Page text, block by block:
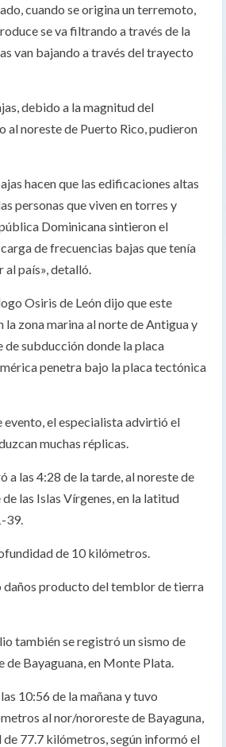
cuando se origina un terremoto,
se va filtrando a través de la
van bajando a través del trayecto
debido a la magnitud del
noreste de Puerto Rico, pudieron
hacen que las edificaciones altas
personas que viven en torres y
Dominicana sintieron el
de frecuencias bajas que tenía
país», detalló.
Osiris de León dijo que este
zona marina al norte de Antigua y
de subducción donde la placa
penetra bajo la placa tectónica
evento, el especialista advirtió el
muchas réplicas.
a las 4:28 de la tarde, al noreste de
las Islas Vírgenes, en la latitud
39.
de 10 kilómetros.
daños producto del temblor de tierra
también se registró un sismo de
de Bayaguana, en Monte Plata.
10:56 de la mañana y tuvo
al nor/nororeste de Bayaguna,
77.7 kilómetros, según informó el